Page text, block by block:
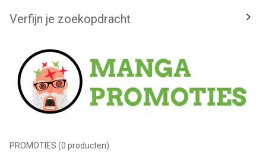
NIEUWE RELEASES
EVENTS
STRIPS
JEUGD
GRAPHIC NOVELS
Verfijn je zoekopdracht
PROMOTIES (0 producten)